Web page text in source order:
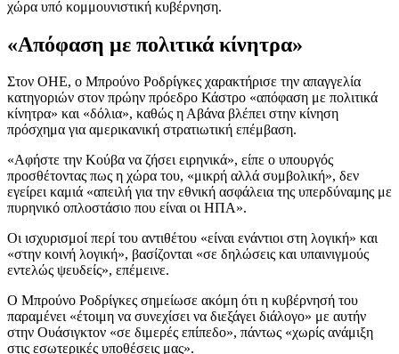
χώρα υπό κομμουνιστική κυβέρνηση.
«Απόφαση με πολιτικά κίνητρα»
Στον ΟΗΕ, ο Μπρούνο Ροδρίγκες χαρακτήρισε την απαγγελία
κατηγοριών στον πρώην πρόεδρο Κάστρο «απόφαση με πολιτικά
κίνητρα» και «δόλια», καθώς η Αβάνα βλέπει στην κίνηση
πρόσχημα για αμερικανική στρατιωτική επέμβαση.
«Αφήστε την Κούβα να ζήσει ειρηνικά», είπε ο υπουργός
προσθέτοντας πως η χώρα του, «μικρή αλλά συμβολική», δεν
εγείρει καμιά «απειλή για την εθνική ασφάλεια της υπερδύναμης με
πυρηνικό οπλοστάσιο που είναι οι ΗΠΑ».
Οι ισχυρισμοί περί του αντιθέτου «είναι ενάντιοι στη λογική» και
«στην κοινή λογική», βασίζονται «σε δηλώσεις και υπαινιγμούς
εντελώς ψευδείς», επέμεινε.
Ο Μπρούνο Ροδρίγκες σημείωσε ακόμη ότι η κυβέρνησή του
παραμένει «έτοιμη να συνεχίσει να διεξάγει διάλογο» με αυτήν
στην Ουάσιγκτον «σε διμερές επίπεδο», πάντως «χωρίς ανάμιξη
στις εσωτερικές υποθέσεις μας».